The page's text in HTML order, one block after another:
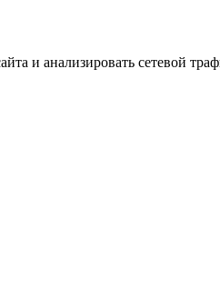
и анализировать сетевой